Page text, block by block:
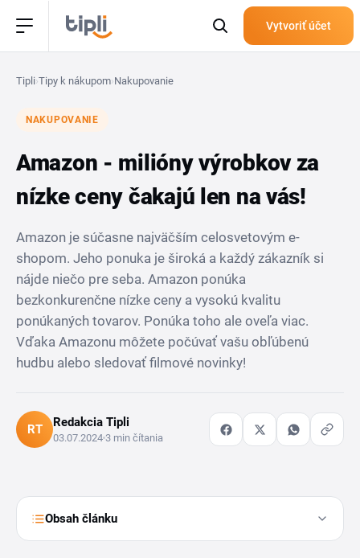
Vytvoriť účet
Tipli›Tipy k nákupom›Nakupovanie
NAKUPOVANIE
Amazon - milióny výrobkov za
nízke ceny čakajú len na vás!
Amazon je súčasne najväčším celosvetovým e-
shopom. Jeho ponuka je široká a každý zákazník si
nájde niečo pre seba. Amazon ponúka
bezkonkurenčne nízke ceny a vysokú kvalitu
ponúkaných tovarov. Ponúka toho ale oveľa viac.
Vďaka Amazonu môžete počúvať vašu obľúbenú
hudbu alebo sledovať filmové novinky!
RT Redakcia Tipli
03.07.2024 3 min čítania
Obsah článku